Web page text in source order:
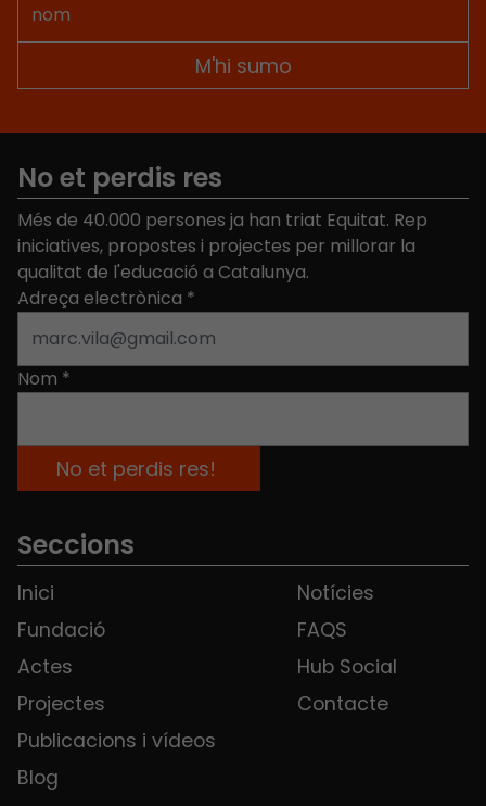
No et perdis res
Més de 40.000 persones ja han triat Equitat. Rep
iniciatives, propostes i projectes per millorar la
qualitat de l'educació a Catalunya.
Adreça electrònica *
Nom *
Seccions
Inici
Fundació
Actes
Projectes
Publicacions i vídeos
Blog
Notícies
FAQS
Hub Social
Contacte